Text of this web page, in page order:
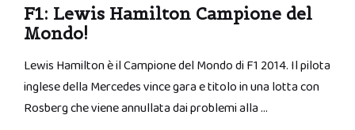
F1: Lewis Hamilton Campione del
Mondo!
Lewis Hamilton è il Campione del Mondo di F1 2014. Il pilota
inglese della Mercedes vince gara e titolo in una lotta con
Rosberg che viene annullata dai problemi alla …